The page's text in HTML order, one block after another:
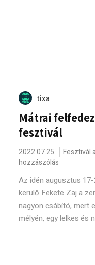
tixa
Mátrai
fesztivál
2022.07.25. Fesztivál
hozzászólás
Az idén augusztus
kerülő Fekete Zaj a
nagyon csábító, mert
mélyén, egy lelkes és